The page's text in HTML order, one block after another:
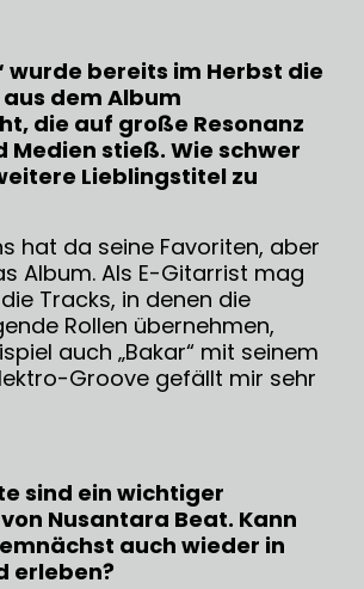
wurde bereits im Herbst die
dem Album
die auf große Resonanz
Medien stieß. Wie schwer
Lieblingstitel zu
hat da seine Favoriten, aber
Album. Als E-Gitarrist mag
Tracks, in denen die
Rollen übernehmen,
auch „Bakar“ mit seinem
Groove gefällt mir sehr
sind ein wichtiger
Nusantara Beat. Kann
auch wieder in
erleben?